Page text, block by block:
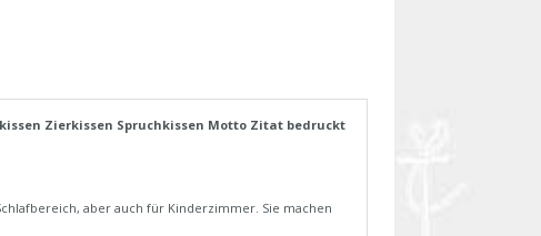
Zierkissen Spruchkissen Motto Zitat bedruckt
aber auch für Kinderzimmer. Sie machen